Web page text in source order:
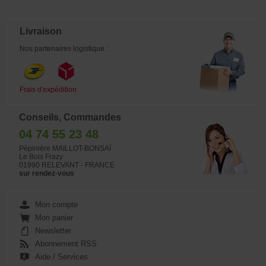
Livraison
Nos partenaires logistique :
Frais d'expédition
Conseils, Commandes
04 74 55 23 48
Pépinière MAILLOT-BONSAÏ
Le Bois Frazy
01990 RELEVANT - FRANCE
sur rendez-vous
Mon compte
Mon panier
Newsletter
Abonnement RSS
Aide / Services